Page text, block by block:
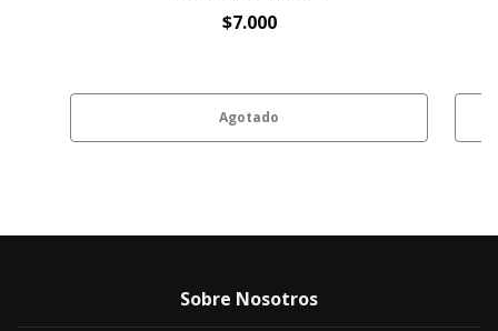
$7.000
Agotado
Sobre Nosotros